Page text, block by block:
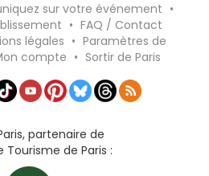
sur votre événement •
• FAQ / Contact
légales • Paramètres de
compte • Sortir de Paris
partenaire de
de Paris :